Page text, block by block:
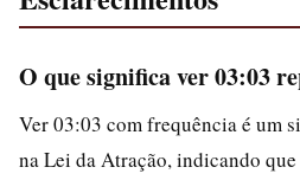
O que significa ver 03:03
Ver 03:03 com frequência é um
na Lei da Atração, indicando que